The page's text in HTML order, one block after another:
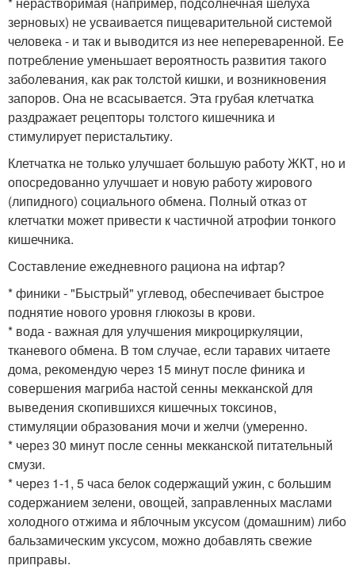
зерновых) не усваивается пищеварительной системой
человека - и так и выводится из нее непереваренной. Ее
потребление уменьшает вероятность развития такого
заболевания, как рак толстой кишки, и возникновения
запоров. Она не всасывается. Эта грубая клетчатка
раздражает рецепторы толстого кишечника и
стимулирует перистальтику.
Клетчатка не только улучшает большую работу ЖКТ, но и
опосредованно улучшает и новую работу жирового
(липидного) социального обмена. Полный отказ от
клетчатки может привести к частичной атрофии тонкого
кишечника.
Составление ежедневного рациона на ифтар?
* финики - "Быстрый" углевод, обеспечивает быстрое
поднятие нового уровня глюкозы в крови.
* вода - важная для улучшения микроциркуляции,
тканевого обмена. В том случае, если таравих читаете
дома, рекомендую через 15 минут после финика и
совершения магриба настой сенны мекканской для
выведения скопившихся кишечных токсинов,
стимуляции образования мочи и желчи (умеренно.
* через 30 минут после сенны мекканской питательный
смузи.
* через 1-1, 5 часа белок содержащий ужин, с большим
содержанием зелени, овощей, заправленных маслами
холодного отжима и яблочным уксусом (домашним) либо
бальзамическим уксусом, можно добавлять свежие
приправы.